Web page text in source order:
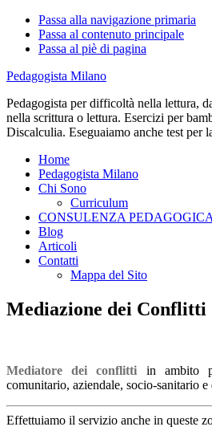
Passa alla navigazione primaria
Passa al contenuto principale
Passa al piè di pagina
Pedagogista Milano
Pedagogista per difficoltà nella lettura,
nella scrittura o lettura. Esercizi per
Discalculia. Eseguaiamo anche test per
Home
Pedagogista Milano
Chi Sono
Curriculum
CONSULENZA
Blog
Articoli
Contatti
Mappa del Sito
Mediazione dei Conflitti
Mediatore dei conflitti in ambito
comunitario, aziendale, socio-sanitario
Effettuiamo il servizio anche in queste